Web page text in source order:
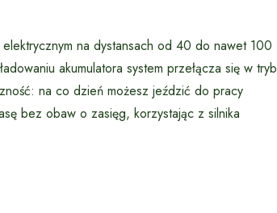
na dystansach od 40 do nawet 100
akumulatora system przełącza się w tryb
na co dzień możesz jeździć do pracy
bez obaw o zasięg, korzystając z silnika